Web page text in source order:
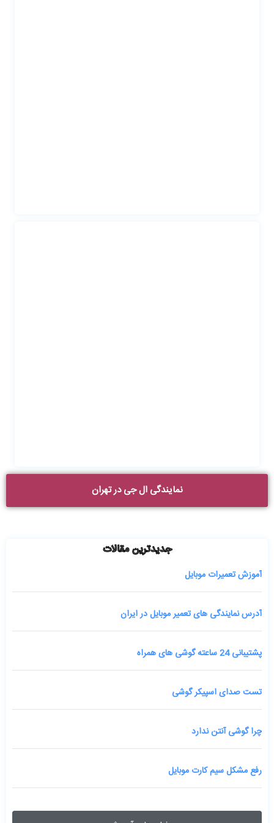
نمایندگی ال جی در تهران
جدیدترین مقالات
آموزش تعمیرات موبایل
آدرس نمایندگی های تعمیر موبایل در ایران
پشتیبانی 24 ساعته گوشی های همراه
تست صدای اسپیکر گوشی
چرا گوشی آنتن ندارد
رفع مشکل سیم کارت موبایل